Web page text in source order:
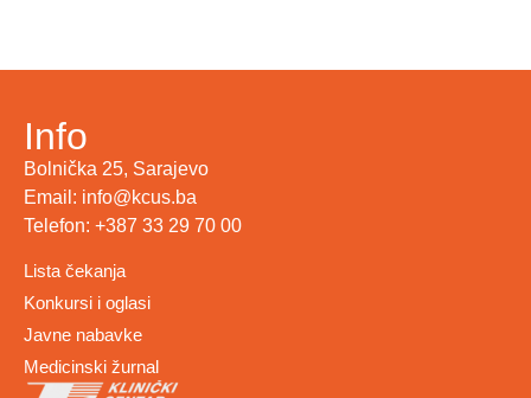
Info
Bolnička 25, Sarajevo
Email: info@kcus.ba
Telefon: +387 33 29 70 00
Lista čekanja
Konkursi i oglasi
Javne nabavke
Medicinski žurnal